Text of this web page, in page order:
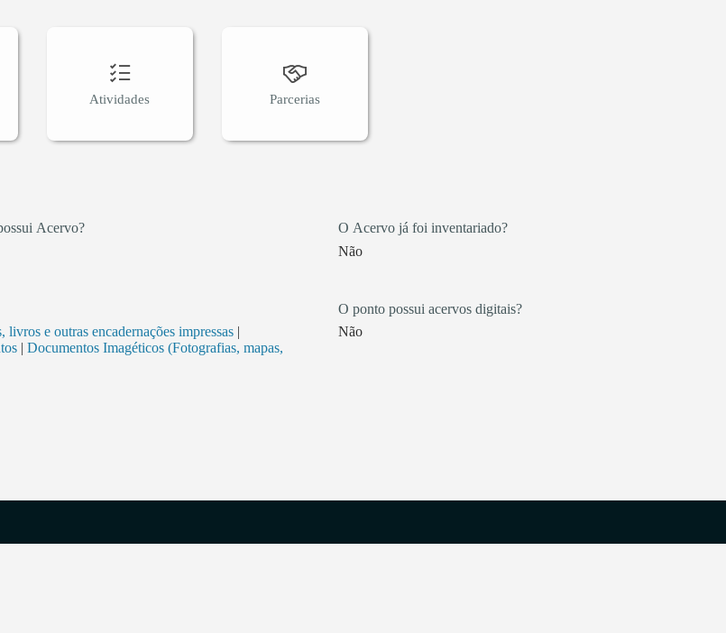
Acervo?
livros e outras encadernações impressas|
| Documentos Imagéticos (Fotografias, mapas,
O Acervo já foi inventariado?
Não
O ponto possui acervos digitais?
Não
Atividades Parcerias